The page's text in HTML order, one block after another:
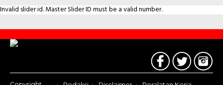
Invalid slider id. Master Slider ID must be a valid number.
Contact
Us